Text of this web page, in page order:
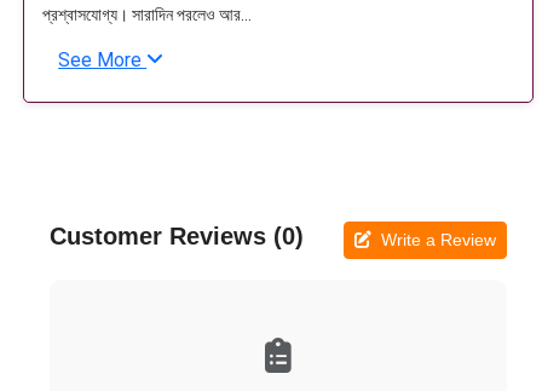
প্রশ্বাসযোগ্য। সারাদিন পরলেও আর...
See More
Customer Reviews (0) Write a Review